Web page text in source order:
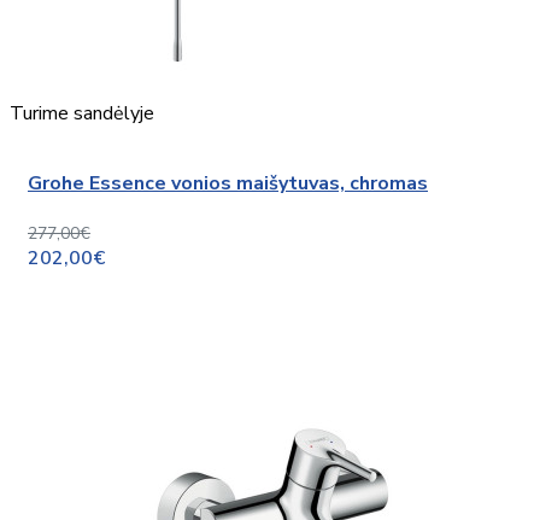
Turime sandėlyje
Grohe Essence vonios maišytuvas, chromas
277,00€
202,00€